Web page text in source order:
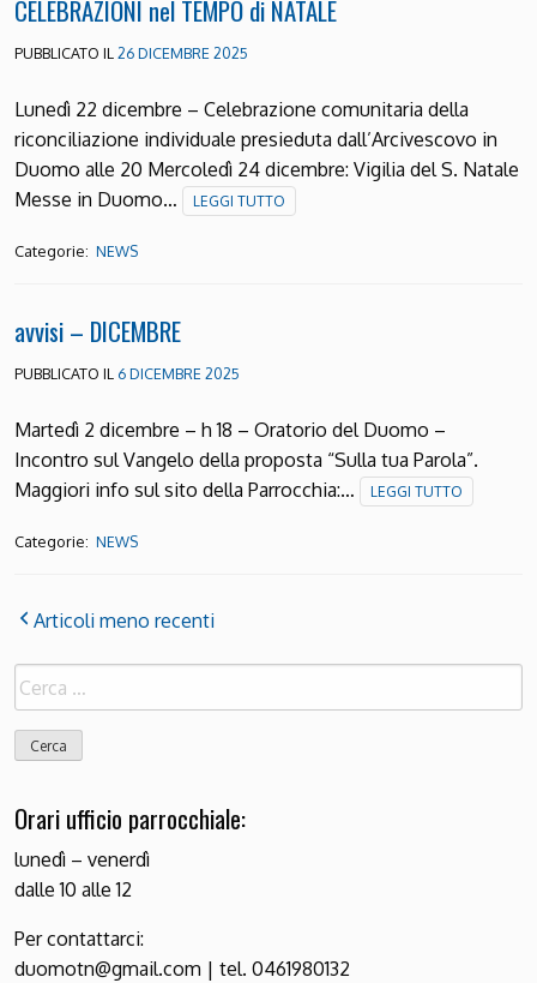
CELEBRAZIONI nel TEMPO di NATALE
PUBBLICATO IL 26 DICEMBRE 2025
Lunedì 22 dicembre – Celebrazione comunitaria della
riconciliazione individuale presieduta dall’Arcivescovo in
Duomo alle 20 Mercoledì 24 dicembre: Vigilia del S. Natale
Messe in Duomo…
LEGGI TUTTO
Categorie: NEWS
avvisi – DICEMBRE
PUBBLICATO IL 6 DICEMBRE 2025
Martedì 2 dicembre – h 18 – Oratorio del Duomo –
Incontro sul Vangelo della proposta “Sulla tua Parola”.
Maggiori info sul sito della Parrocchia:…
LEGGI TUTTO
Categorie: NEWS
Articoli meno recenti
Ricerca
per:
Orari ufficio parrocchiale:
lunedì – venerdì
dalle 10 alle 12
Per contattarci:
duomotn@gmail.com | tel. 0461980132